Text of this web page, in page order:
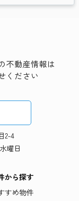
不動産情報は
ください
2-4
曜日
から探す
すめ物件